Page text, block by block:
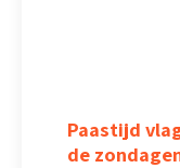
Paastijd
de